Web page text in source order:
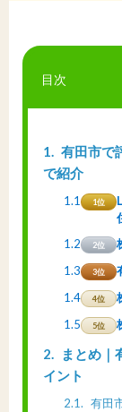
目次
1
有田市で
で紹介
1.1 1位
1.2 2位
1.3 3位
1.4 4位
1.5 5位
2
まとめ｜
イント
2.1
有田